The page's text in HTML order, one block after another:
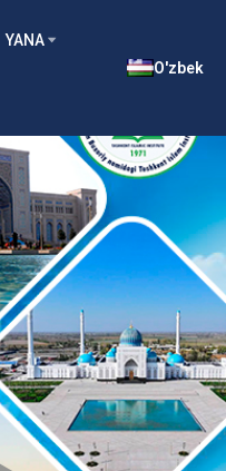
YANA
O'zbek